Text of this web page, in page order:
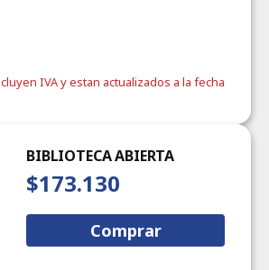
IVA y estan actualizados a la fecha
BIBLIOTECA ABIERTA
$173.130
Comprar